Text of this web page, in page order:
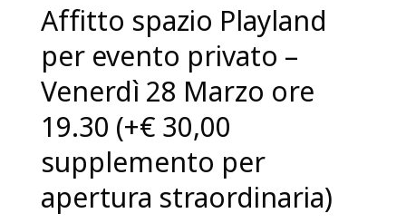
Affitto spazio Playland
per evento privato –
Venerdì 28 Marzo ore
19.30 (+€ 30,00
supplemento per
apertura straordinaria)